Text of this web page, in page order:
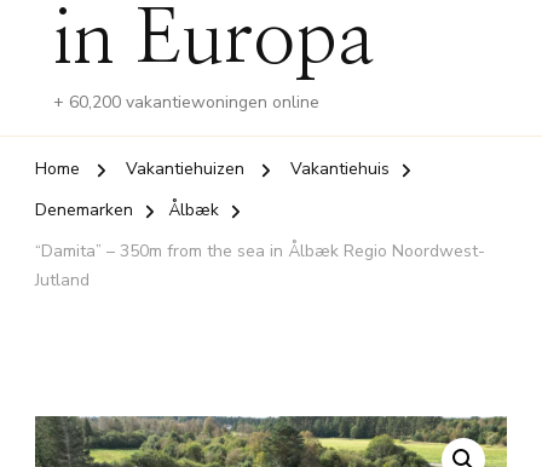
in Europa
+ 60,200 vakantiewoningen online
Home Vakantiehuizen
Vakantiehuis
Denemarken
Ålbæk
“Damita” – 350m from the sea in Ålbæk Regio Noordwest-
Jutland